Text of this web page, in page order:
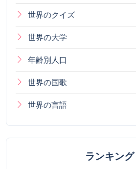
世界のクイズ
世界の大学
年齢別人口
世界の国歌
世界の言語
ランキング